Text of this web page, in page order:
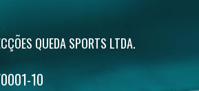
do
produto
QUEDA SPORTS LTDA.
10